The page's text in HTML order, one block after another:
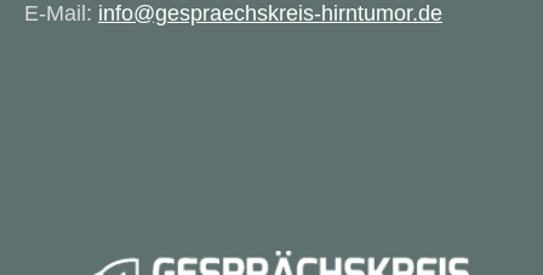
E-Mail: info@gespraechskreis-hirntumor.de